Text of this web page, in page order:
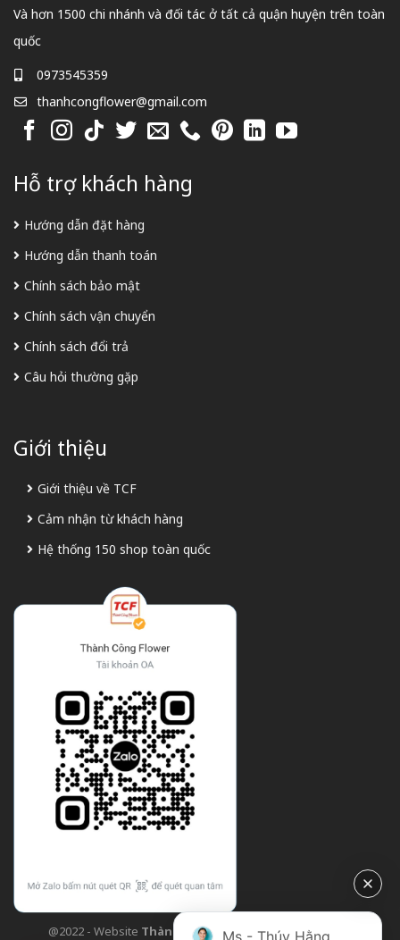
Và hơn 1500 chi nhánh và đối tác ở tất cả quận huyện trên toàn
quốc
0973545359
thanhcongflower@gmail.com
Hỗ trợ khách hàng
Hướng dẫn đặt hàng
Hướng dẫn thanh toán
Chính sách bảo mật
Chính sách vận chuyển
Chính sách đổi trả
Câu hỏi thường gặp
Giới thiệu
Giới thiệu về TCF
Cảm nhận từ khách hàng
Hệ thống 150 shop toàn quốc
@2022 - Website Thành Công Flower| Design bởi
Ms - Thúy Hằng